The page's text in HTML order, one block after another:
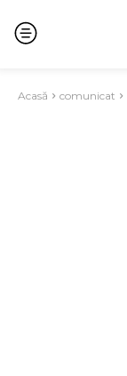
Acasă comunicat